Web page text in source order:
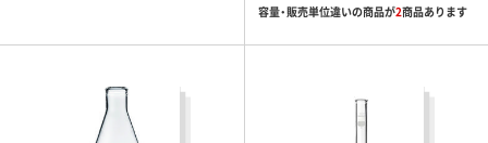
容量・販売単位違いの商品が2商品あります